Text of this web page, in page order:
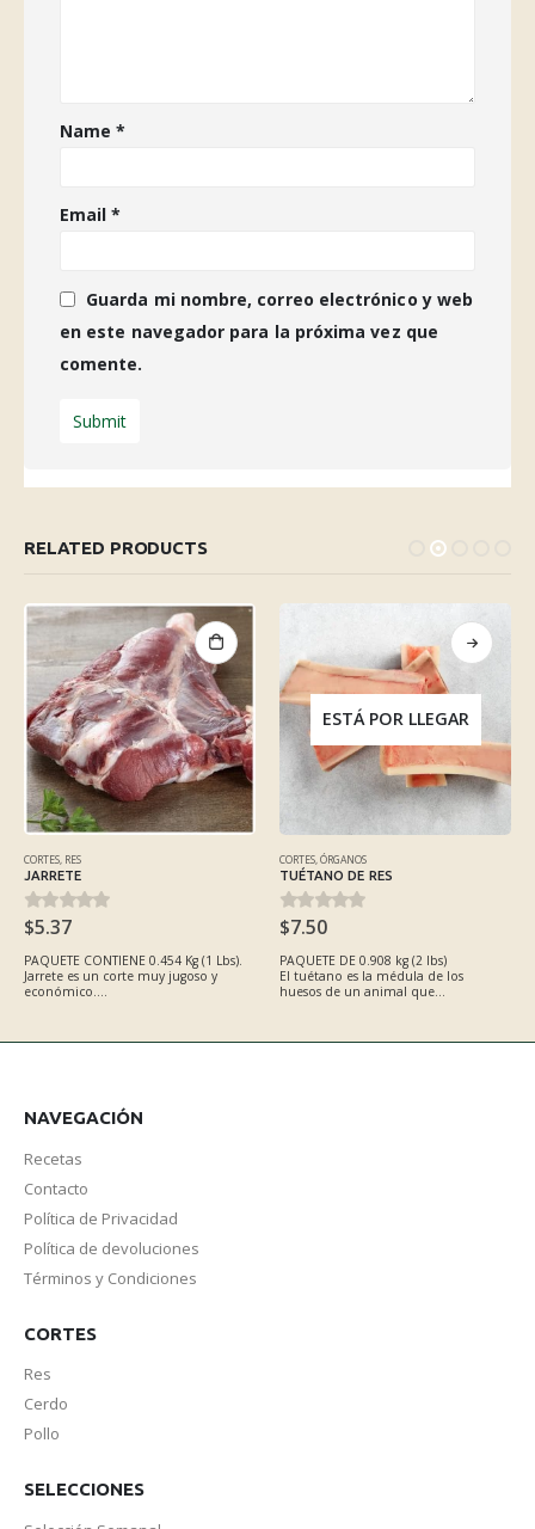
Name*
Email*
Guarda mi nombre, correo electrónico y web
en este navegador para la próxima vez que
comente.
RELATED PRODUCTS
CORTES, RES
JARRETE
$5.37
PAQUETE CONTIENE 0.454 Kg (1 Lbs).
Jarrete es un corte muy jugoso y
económico....
ESTÁ POR LLEGAR
CORTES,ÓRGANOS
TUÉTANO DE RES
$7.50
PAQUETE DE 0.908 kg (2 lbs)
El tuétano es la médula de los
huesos de un animal que...
NAVEGACIÓN
Recetas
Contacto
Política de Privacidad
Política de devoluciones
Términos y Condiciones
CORTES
Res
Cerdo
Pollo
SELECCIONES